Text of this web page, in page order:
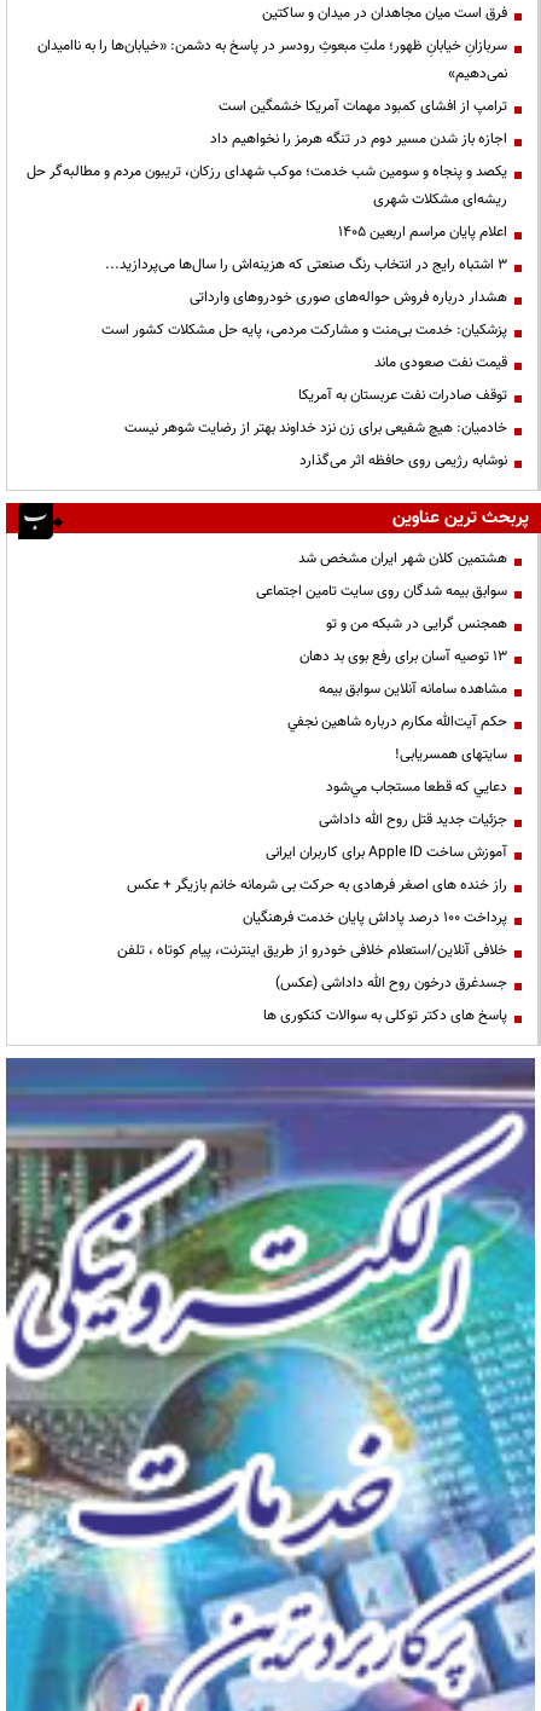
فرق است میان مجاهدان در میدان و ساکتین
سربازانِ خیابانِ ظهور؛ ملتِ مبعوثِ رودسر در پاسخ به دشمن: «خیابان‌ها را به ناامیدان
نمی‌دهیم»
ترامپ از افشای کمبود مهمات آمریکا خشمگین است
اجازه باز شدن مسیر دوم در تنگه هرمز را نخواهیم داد
یکصد و پنجاه و سومین شب خدمت؛ موکب شهدای رزکان، تریبون مردم و مطالبه‌گر حل
ریشه‌ای مشکلات شهری
اعلام پایان مراسم اربعین ۱۴۰۵
3 اشتباه رایج در انتخاب رنگ صنعتی که هزینه‌اش را سال‌ها می‌پردازید...
هشدار درباره فروش حواله‌های صوری خودروهای وارداتی
پزشکیان: خدمت بی‌منت و مشارکت مردمی، پایه حل مشکلات کشور است
قیمت نفت صعودی ماند
توقف صادرات نفت عربستان به آمریکا
خادمیان: هیچ شفیعی برای زن نزد خداوند بهتر از رضایت شوهر نیست
نوشابه رژیمی روی حافظه اثر می‌گذارد
پربحث ترین عناوین
هشتمین کلان شهر ایران مشخص شد
سوابق بیمه شدگان روی سایت تامین اجتماعی
همجنس گرایی در شبکه من و تو
13 توصیه آسان برای رفع بوی بد دهان
مشاهده سامانه آنلاين سوابق بیمه
حكم آيت‌الله مكارم درباره شاهين نجفي
سایتهای همسریابی!
دعايي كه قطعا مستجاب مي‌شود
جزئیات جدید قتل روح الله داداشی
آموزش ساخت Apple ID برای کاربران ایرانی
راز خنده های اصغر فرهادی به حرکت بی شرمانه خانم بازیگر + عکس
پرداخت ۱۰۰ درصد پاداش پایان خدمت فرهنگیان
خلافی آنلاین/استعلام خلافی خودرو از طریق اینترنت، پیام کوتاه ، تلفن
جسدغرق درخون روح الله داداشی (عکس)
پاسخ های دکتر توکلی به سوالات کنکوری ها